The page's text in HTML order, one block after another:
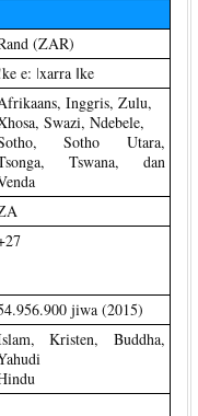
(ZAR)
e: ǀxarra ǁke
Inggris, Zulu,
Swazi, Ndebele,
Sotho Utara,
Tswana, dan
jiwa (2015)
Kristen, Buddha,